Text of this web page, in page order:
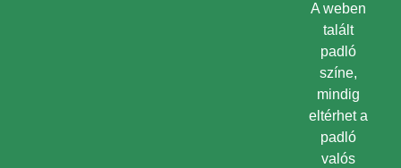
A weben
talált
padló
színe,
mindig
eltérhet a
padló
valós